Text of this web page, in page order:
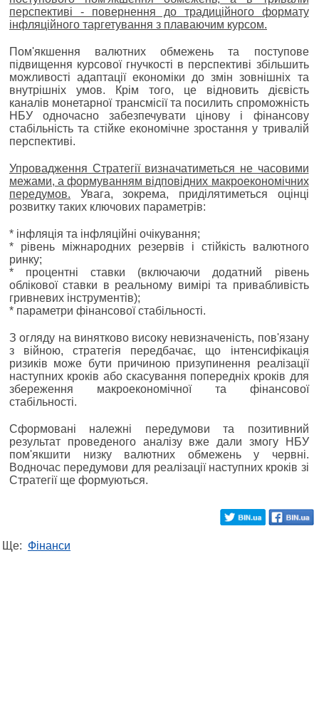
перспективі - повернення до традиційного формату
інфляційного таргетування з плаваючим курсом.
Пом'якшення валютних обмежень та поступове
підвищення курсової гнучкості в перспективі збільшить
можливості адаптації економіки до змін зовнішніх та
внутрішніх умов. Крім того, це відновить дієвість
каналів монетарної трансмісії та посилить спроможність
НБУ одночасно забезпечувати цінову і фінансову
стабільність та стійке економічне зростання у тривалій
перспективі.
Упровадження Стратегії визначатиметься не часовими
межами, а формуванням відповідних макроекономічних
передумов. Увага, зокрема, приділятиметься оцінці
розвитку таких ключових параметрів:
* інфляція та інфляційні очікування;
* рівень міжнародних резервів і стійкість валютного
ринку;
* процентні ставки (включаючи додатний рівень
облікової ставки в реальному вимірі та привабливість
гривневих інструментів);
* параметри фінансової стабільності.
З огляду на винятково високу невизначеність, пов'язану
з війною, стратегія передбачає, що інтенсифікація
ризиків може бути причиною призупинення реалізації
наступних кроків або скасування попередніх кроків для
збереження макроекономічної та фінансової
стабільності.
Сформовані належні передумови та позитивний
результат проведеного аналізу вже дали змогу НБУ
пом'якшити низку валютних обмежень у червні.
Водночас передумови для реалізації наступних кроків зі
Стратегії ще формуються.
Ще: Фінанси